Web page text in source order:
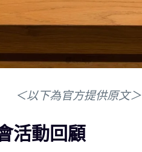
＜以下為官方提供原文＞
活動回顧